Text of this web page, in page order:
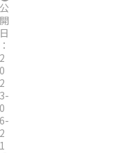
公
開
日
：
2
0
2
3-
0
6-
2
1